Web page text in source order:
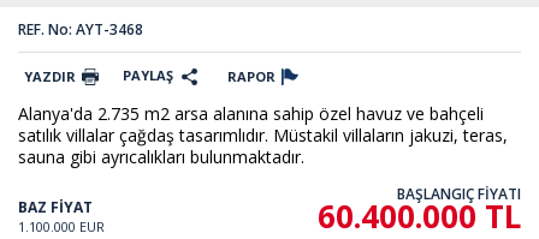
REF. No: AYT-3468
YAZDIR PAYLAŞ RAPOR
Alanya'da 2.735 m2 arsa alanına sahip özel havuz ve bahçeli
satılık villalar çağdaş tasarımlıdır. Müstakil villaların jakuzi, teras,
sauna gibi ayrıcalıkları bulunmaktadır.
BAZ FİYAT
1.100.000 EUR
BAŞLANGIÇ FİYATI
60.400.000 TL